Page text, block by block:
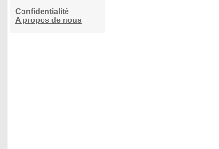
Confidentialité
A propos de nous